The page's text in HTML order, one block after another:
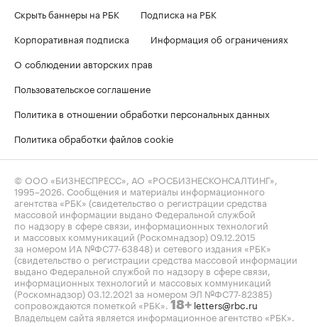
Скрыть баннеры на РБК
Подписка на РБК
Корпоративная подписка
Информация об ограничениях
О соблюдении авторских прав
Пользовательское соглашение
Политика в отношении обработки персональных данных
Политика обработки файлов cookie
© ООО «БИЗНЕСПРЕСС», АО «РОСБИЗНЕСКОНСАЛТИНГ»,
1995–2026 . Сообщения и материалы информационного
агентства «РБК» (свидетельство о регистрации средства
массовой информации выдано Федеральной службой
по надзору в сфере связи, информационных технологий
и массовых коммуникаций (Роскомнадзор) 09.12.2015
за номером ИА №ФС77-63848) и сетевого издания «РБК»
(свидетельство о регистрации средства массовой информации
выдано Федеральной службой по надзору в сфере связи,
информационных технологий и массовых коммуникаций
(Роскомнадзор) 03.12.2021 за номером ЭЛ №ФС77-82385)
сопровождаются пометкой «РБК». 18+ letters@rbc.ru
Владельцем сайта является информационное агентство «РБК».